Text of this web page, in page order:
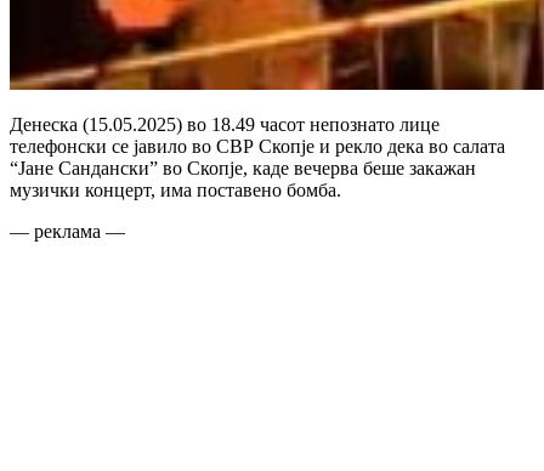
Денеска (15.05.2025) во 18.49 часот непознато лице
телефонски се јавило во СВР Скопје и рекло дека во салата
“Јане Сандански” во Скопје, каде вечерва беше закажан
музички концерт, има поставено бомба.
— реклама —